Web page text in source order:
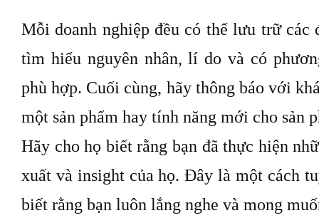
Mỗi doanh nghiệp đều có thể lưu trữ các
tìm hiểu nguyên nhân, lí do và có
phù hợp. Cuối cùng, hãy thông báo với
một sản phẩm hay tính năng mới cho sản
Hãy cho họ biết rằng bạn đã thực hiện
xuất và insight của họ. Đây là một cách
biết rằng bạn luôn lắng nghe và mong